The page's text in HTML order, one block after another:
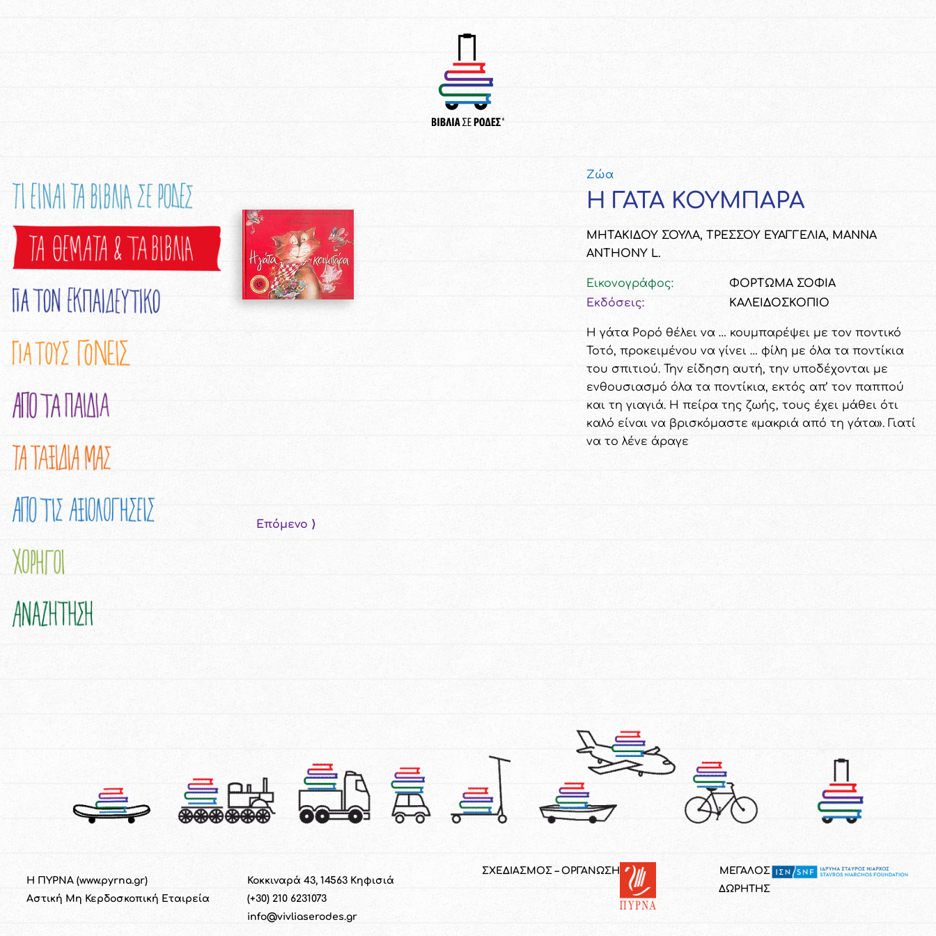
Ζώα
Η ΓΑΤΑ ΚΟΥΜΠΑΡΑ
ΜΗΤΑΚΙΔΟΥ ΣΟΥΛΑ, ΤΡΕΣΣΟΥ ΕΥΑΓΓΕΛΙΑ, MANNA
ANTHONY L.
Εικονογράφος:
ΦΟΡΤΩΜΑ ΣΟΦΙΑ
Εκδόσεις:
ΚΑΛΕΙΔΟΣΚΟΠΙΟ
Η γάτα Ρορό θέλει να … κουμπαρέψει με τον ποντικό
Τοτό, προκειμένου να γίνει … φίλη με όλα τα ποντίκια
του σπιτιού. Την είδηση αυτή, την υποδέχονται με
ενθουσιασμό όλα τα ποντίκια, εκτός απ’ τον παππού
και τη γιαγιά. Η πείρα της ζωής, τους έχει μάθει ότι
καλό είναι να βρισκόμαστε «μακριά από τη γάτα». Γιατί
να το λένε άραγε
Επόμενο ⟩
Η ΠΥΡΝΑ (www.pyrna.gr)
Αστική M η Κερδοσκοπική Εταιρεία
Κοκκιναρά 43, 14563 Κηφισιά
(+30) 210 6231073
info@vivliaserodes.gr
ΣΧΕΔΙΑΣΜΟΣ – ΟΡΓΑΝΩΣΗ
ΜΕΓΑΛΟΣ
ΔΩΡΗΤΗΣ